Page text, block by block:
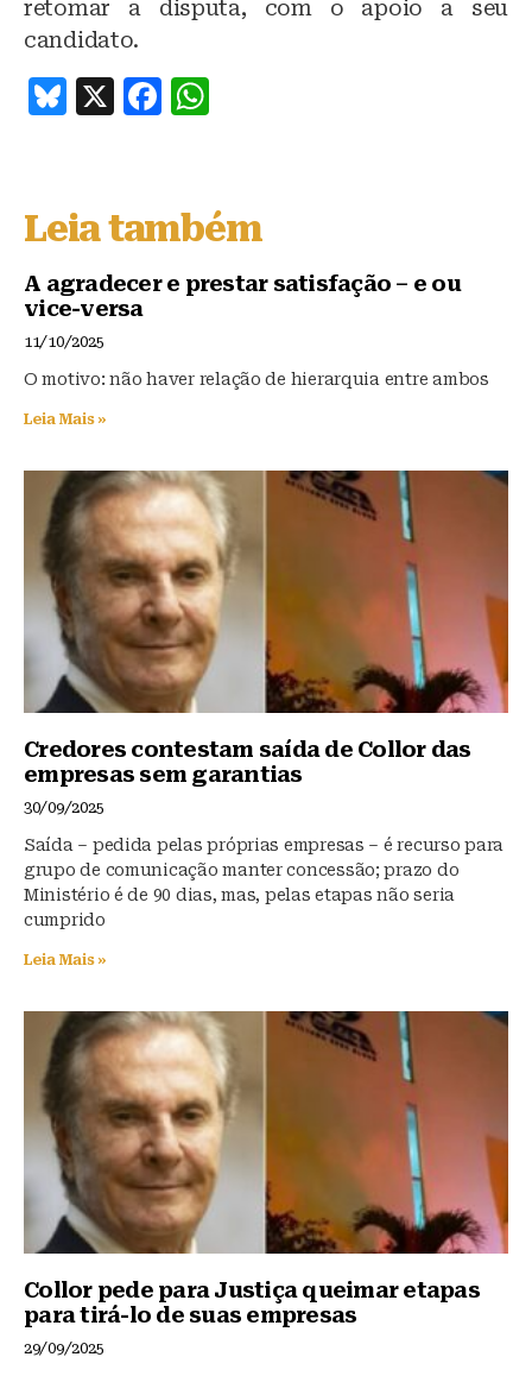
retomar a disputa, com o apoio a seu
candidato.
B
s
k
y
X
F
e
b
o
s
A
p
Leia também
A agradecer e prestar satisfação – e ou
vice-versa
11/10/2025
O motivo: não haver relação de hierarquia entre ambos
Leia Mais »
Credores contestam saída de Collor das
empresas sem garantias
30/09/2025
Saída – pedida pelas próprias empresas – é recurso para
grupo de comunicação manter concessão; prazo do
Ministério é de 90 dias, mas, pelas etapas não seria
cumprido
Leia Mais »
Collor pede para Justiça queimar etapas
para tirá-lo de suas empresas
29/09/2025